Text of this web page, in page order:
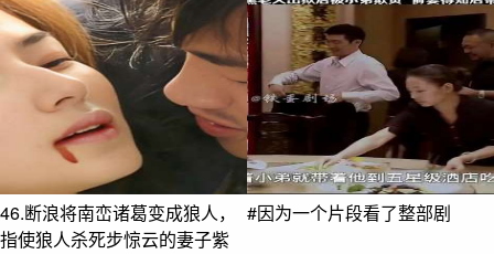
46.断浪将南峦诸葛变成狼人，
指使狼人杀死步惊云的妻子紫
#因为一个片段看了整部剧